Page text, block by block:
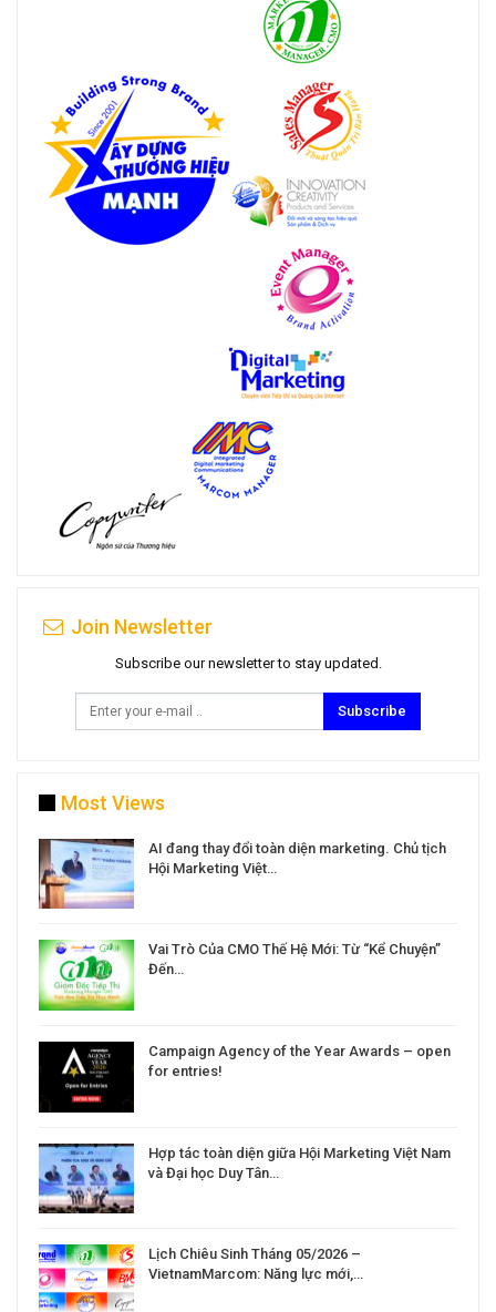
Join Newsletter
Subscribe our newsletter to stay updated.
Subscribe
Most Views
AI đang thay đổi toàn diện marketing. Chủ tịch
Hội Marketing Việt…
Vai Trò Của CMO Thế Hệ Mới: Từ “Kể Chuyện”
Đến…
Campaign Agency of the Year Awards – open
for entries!
Hợp tác toàn diện giữa Hội Marketing Việt Nam
và Đại học Duy Tân…
Lịch Chiêu Sinh Tháng 05/2026 –
VietnamMarcom: Năng lực mới,…